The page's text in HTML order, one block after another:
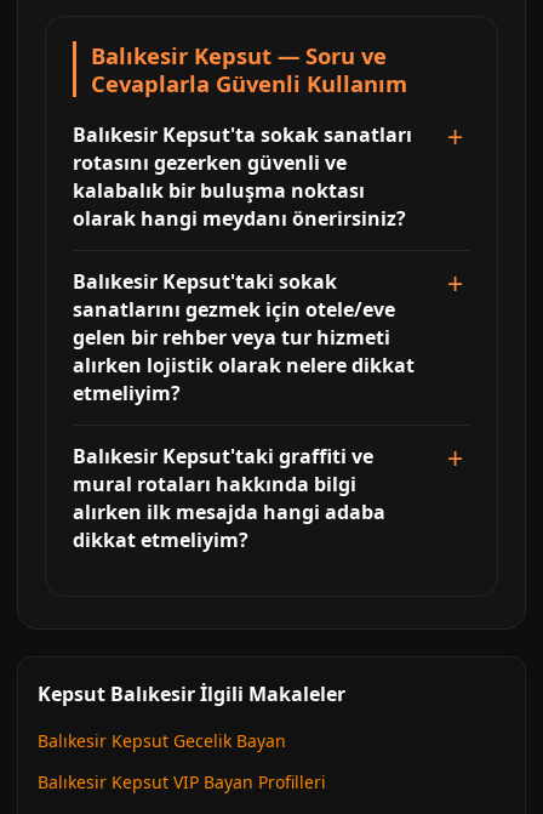
Balıkesir Kepsut — Soru ve
Cevaplarla Güvenli Kullanım
Balıkesir Kepsut'ta sokak sanatları
rotasını gezerken güvenli ve
kalabalık bir buluşma noktası
olarak hangi meydanı önerirsiniz?
Balıkesir Kepsut'taki sokak
sanatlarını gezmek için otele/eve
gelen bir rehber veya tur hizmeti
alırken lojistik olarak nelere dikkat
etmeliyim?
Balıkesir Kepsut'taki graffiti ve
mural rotaları hakkında bilgi
alırken ilk mesajda hangi adaba
dikkat etmeliyim?
Kepsut Balıkesir İlgili Makaleler
Balıkesir Kepsut Gecelik Bayan
Balıkesir Kepsut VIP Bayan Profilleri